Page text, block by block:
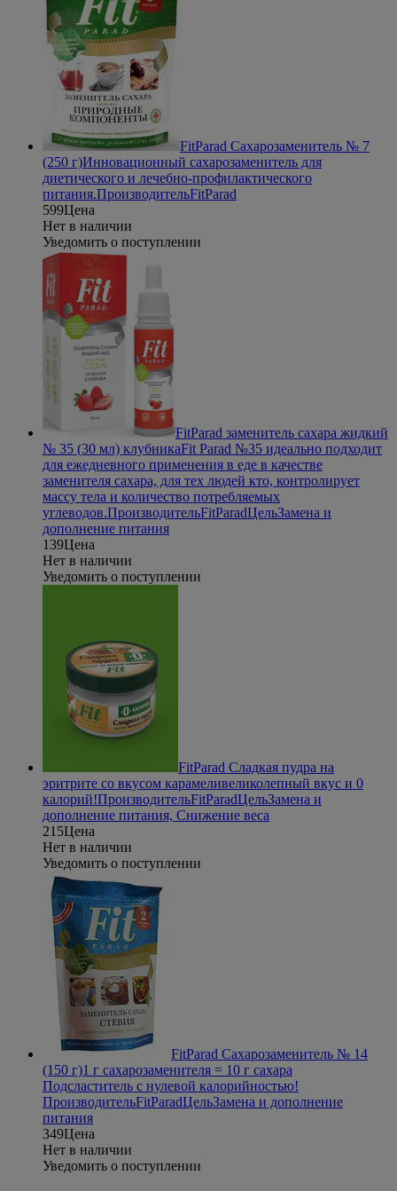
FitParad Сахарозаменитель № 7
(250 г)Инновационный сахарозаменитель для
диетического и лечебно-профилактического
питания.ПроизводительFitParad
599Цена
Нет в наличии
Уведомить о поступлении
FitParad заменитель сахара жидкий
№ 35 (30 мл) клубникаFit Parad №35 идеально подходит
для ежедневного применения в еде в качестве
заменителя сахара, для тех людей кто, контролирует
массу тела и количество потребляемых
углеводов.ПроизводительFitParadЦельЗамена и
дополнение питания
139Цена
Нет в наличии
Уведомить о поступлении
FitParad Сладкая пудра на
эритрите со вкусом карамеливеликолепный вкус и 0
калорий!ПроизводительFitParadЦельЗамена и
дополнение питания, Снижение веса
215Цена
Нет в наличии
Уведомить о поступлении
FitParad Сахарозаменитель № 14
(150 г)1 г сахарозаменителя = 10 г сахара
Подсластитель с нулевой калорийностью!
ПроизводительFitParadЦельЗамена и дополнение
питания
349Цена
Нет в наличии
Уведомить о поступлении